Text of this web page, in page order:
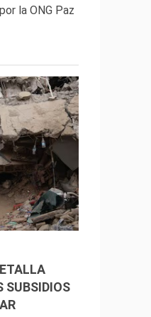
la ONG Paz
SUBSIDIOS